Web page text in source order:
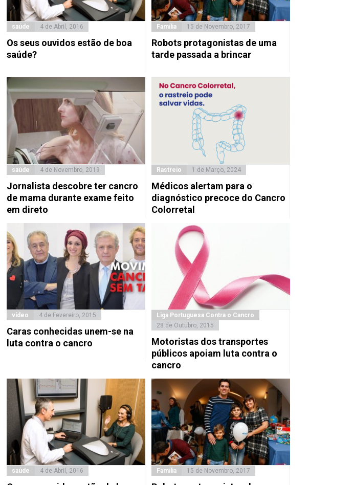
saúde 4 de Abril, 2016
Os seus ouvidos estão de boa
saúde?
Família 15 de Novembro, 2017
Robots protagonistas de uma
tarde passada a brincar
saúde 4 de Novembro, 2019
Jornalista descobre ter cancro
de mama durante exame feito
em direto
Rastreio 1 de Março, 2024
Médicos alertam para o
diagnóstico precoce do Cancro
Colorretal
vídeo 4 de Fevereiro, 2015
Caras conhecidas unem-se na
luta contra o cancro
Liga Portuguesa Contra o Cancro
28 de Outubro, 2015
Motoristas dos transportes
públicos apoiam luta contra o
cancro
saúde 4 de Abril, 2016 Família 15 de Novembro, 2017